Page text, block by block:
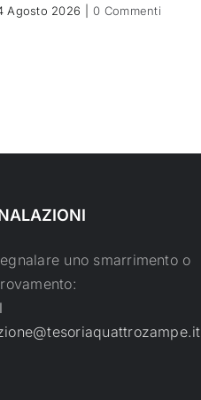
Agosto 2026 0 Commenti
uno smarrimento o